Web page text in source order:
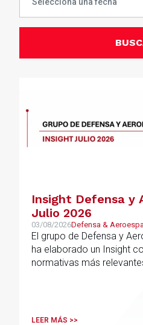
Insight Defensa y
Julio 2026
03/08/2026Defensa &
El grupo de Defensa y
ha elaborado un Insight
normativas más
LEER MÁS >>